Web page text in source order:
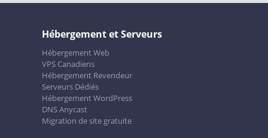
Hébergement et Serveurs
Hébergement Web
VPS Canadiens
Hébergement Revendeur
Serveurs Dédiés
Hébergement WordPress
DNS Anycast
Migration de site gratuite